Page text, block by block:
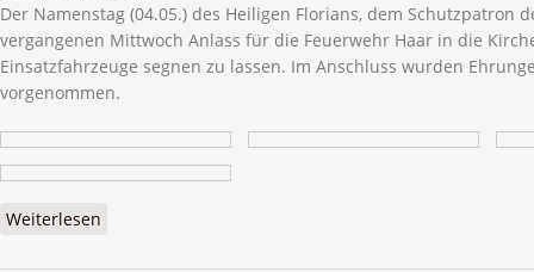
Der Namenstag (04.05.) des Heiligen Florians, dem Schutzpatron
vergangenen Mittwoch Anlass für die Feuerwehr Haar in die
Einsatzfahrzeuge segnen zu lassen. Im Anschluss wurden
vorgenommen.
Weiterlesen